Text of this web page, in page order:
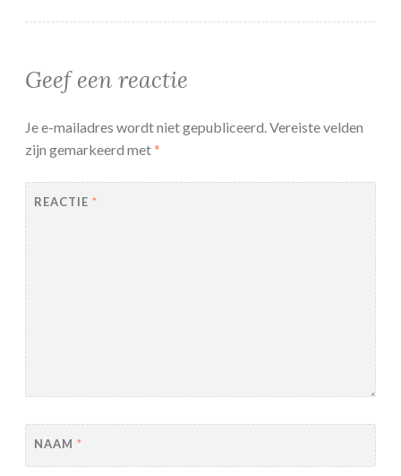
Geef een reactie
Je e-mailadres wordt niet gepubliceerd.Vereiste velden
zijn gemarkeerd met*
REACTIE *
NAAM *